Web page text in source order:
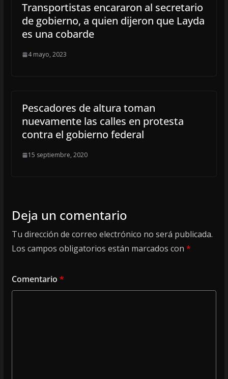
Transportistas encararon al secretario
de gobierno, a quien dijeron que Layda
es una cobarde
4 mayo, 2023
Pescadores de altura toman
nuevamente las calles en protesta
contra el gobierno federal
15 septiembre, 2020
Deja un comentario
Tu dirección de correo electrónico no será publicada.
Los campos obligatorios están marcados con *
Comentario *